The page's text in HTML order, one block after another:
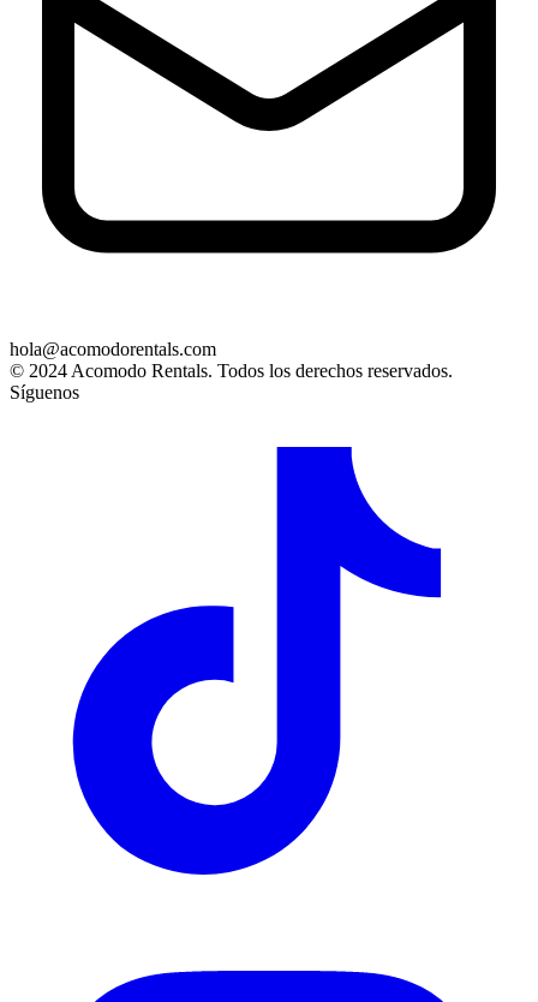
hola@acomodorentals.com
© 2024 Acomodo Rentals. Todos los derechos reservados.
Síguenos